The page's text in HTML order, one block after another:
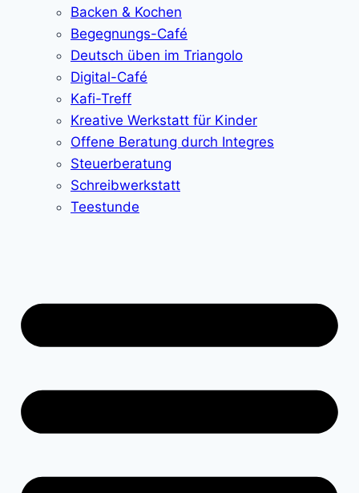
Backen & Kochen
Begegnungs-Café
Deutsch üben im Triangolo
Digital-Café
Kafi-Treff
Kreative Werkstatt für Kinder
Offene Beratung durch Integres
Steuerberatung
Schreibwerkstatt
Teestunde